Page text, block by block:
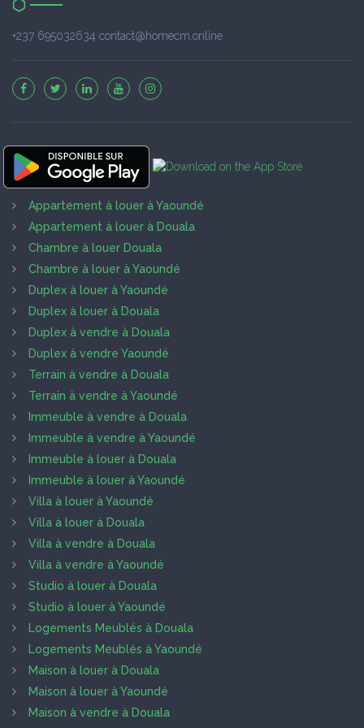
+237 695032634 contact@homecm.online
Appartement à louer à Yaoundé
Appartement à louer à Douala
Chambre à louer Douala
Chambre à louer à Yaoundé
Duplex à louer à Yaoundé
Duplex à louer à Douala
Duplex à vendre à Douala
Duplex à vendre Yaoundé
Terrain à vendre à Douala
Terrain à vendre à Yaoundé
Immeuble à vendre à Douala
Immeuble à vendre à Yaoundé
Immeuble à louer à Douala
Immeuble à louer à Yaoundé
Villa à louer à Yaoundé
Villa à louer à Douala
Villa à vendre à Douala
Villa à vendre à Yaoundé
Studio à louer à Douala
Studio à louer à Yaoundé
Logements Meublés à Douala
Logements Meublés à Yaoundé
Maison à louer à Douala
Maison à louer à Yaoundé
Maison à vendre à Douala